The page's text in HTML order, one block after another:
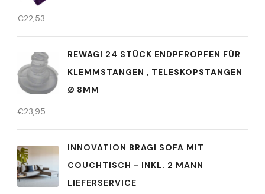
€22,53
REWAGI 24 STÜCK ENDPFROPFEN FÜR
KLEMMSTANGEN , TELESKOPSTANGEN
Ø 8MM
€23,95
INNOVATION BRAGI SOFA MIT
COUCHTISCH - INKL. 2 MANN
LIEFERSERVICE